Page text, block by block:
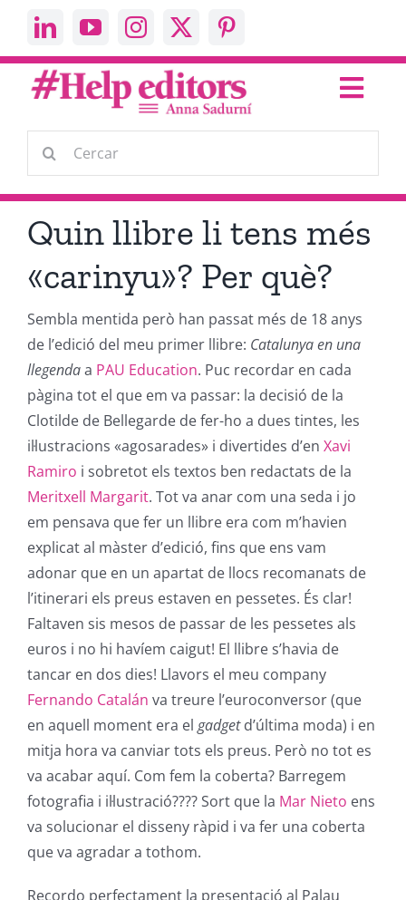
content
Escric
Parlo
Help Editors
About me
Contacta’m
Cerca
Quin llibre li tens més
«carinyu»? Per què?
Sembla mentida però han passat més de 18 anys
de l’edició del meu primer llibre: Catalunya en una
llegendaa PAU Education. Puc recordar en cada
pàgina tot el que em va passar: la decisió de la
Clotilde de Bellegarde de fer-ho a dues tintes, les
il·lustracions «agosarades» i divertides d’en Xavi
Ramiro i sobretot els textos ben redactats de la
Meritxell Margarit. Tot va anar com una seda i jo
em pensava que fer un llibre era com m’havien
explicat al màster d’edició, fins que ens vam
adonar que en un apartat de llocs recomanats de
l’itinerari els preus estaven en pessetes. És clar!
Faltaven sis mesos de passar de les pessetes als
euros i no hi havíem caigut! El llibre s’havia de
tancar en dos dies! Llavors el meu company
Fernando Catalán va treure l’euroconversor (que
en aquell moment era el gadgetd’última moda) i en
mitja hora va canviar tots els preus. Però no tot es
va acabar aquí. Com fem la coberta? Barregem
fotografia i il·lustració???? Sort que la Mar Nieto ens
va solucionar el disseny ràpid i va fer una coberta
que va agradar a tothom.
Recordo perfectament la presentació al Palau